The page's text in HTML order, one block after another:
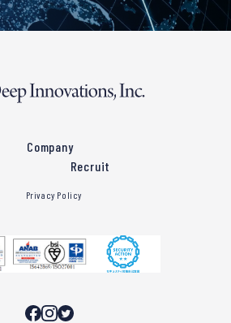
Company
Recruit
Privacy Policy